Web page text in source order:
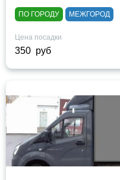
ПО ГОРОДУ МЕЖГОРОД
Цена посадки
350 руб